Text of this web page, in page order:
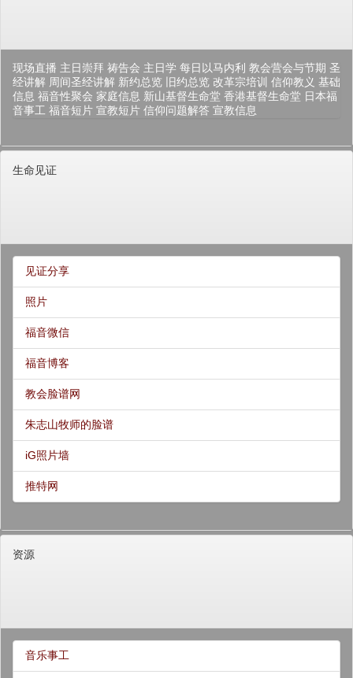
现场直播 主日崇拜 祷告会 主日学 每日以马内利 教会营会与节期 圣
经讲解 周间圣经讲解 新约总览 旧约总览 改革宗培训 信仰教义 基础
信息 福音性聚会 家庭信息 新山基督生命堂 香港基督生命堂 日本福
音事工 福音短片 宣教短片 信仰问题解答 宣教信息
生命见证
见证分享
照片
福音微信
福音博客
教会脸谱网
朱志山牧师的脸谱
iG照片墙
推特网
资源
音乐事工